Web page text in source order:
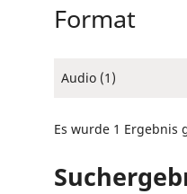
Format
Audio (1)
Es wurde 1 Ergebnis